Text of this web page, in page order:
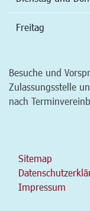
Freitag
Besuche und
Zulassungsstelle
nach
Sitemap
Impressum